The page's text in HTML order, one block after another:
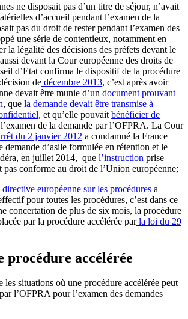
ne disposait pas d’un titre de séjour, n’avait
d’accueil pendant l’examen de la
pas du droit de rester pendant l’examen des
une série de contentieux, notamment en
la légalité des décisions des préfets devant le
devant la Cour européenne des droits de
d’Etat confirma le dispositif de la procédure
de décembre 2013, c’est après avoir
devait être munie d’un document prouvant
, que la demande devait être transmise à
, et qu’elle pouvait bénéficier de
de la demande par l’OFPRA. La Cour
du 2 janvier 2012 a condamné la France
demande d’asile formulée en rétention et le
en juillet 2014, que l’instruction prise
pas conforme au droit de l’Union européenne;
européenne sur les procédures a
pour toutes les procédures, c’est dans ce
concertation de plus de six mois, la procédure
par la procédure accélérée parla loi du 29
procédure accélérée
les situations où une procédure accélérée peut
l’OFPRA pour l’examen des demandes